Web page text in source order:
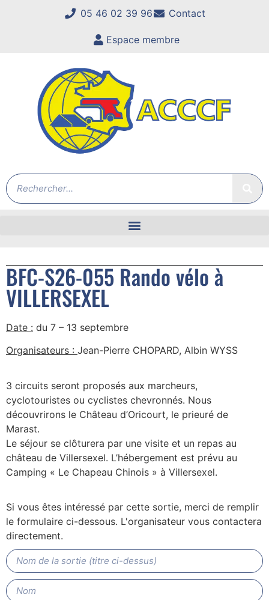
05 46 02 39 96 Contact
Espace membre
BFC-S26-055 Rando vélo à
VILLERSEXEL
Date : du 7 – 13 septembre
Organisateurs : Jean-Pierre CHOPARD, Albin WYSS
3 circuits seront proposés aux marcheurs,
cyclotouristes ou cyclistes chevronnés. Nous
découvrirons le Château d’Oricourt, le prieuré de
Marast.
Le séjour se clôturera par une visite et un repas au
château de Villersexel. L’hébergement est prévu au
Camping « Le Chapeau Chinois » à Villersexel.
Si vous êtes intéressé par cette sortie, merci de remplir
le formulaire ci-dessous. L'organisateur vous contactera
directement.